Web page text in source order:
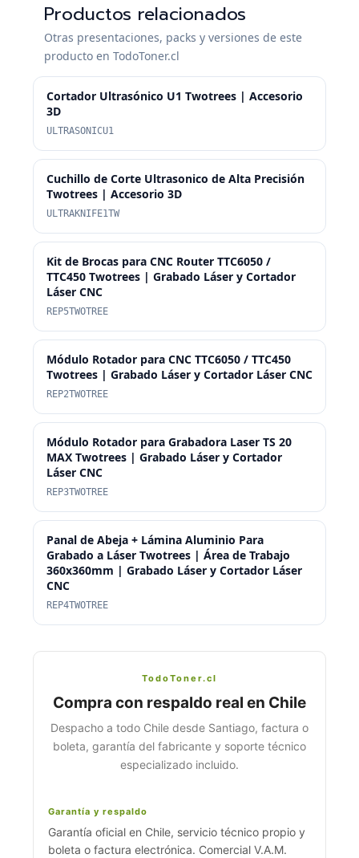
Productos relacionados
Otras presentaciones, packs y versiones de este
producto en TodoToner.cl
Cortador Ultrasónico U1 Twotrees | Accesorio
3D
ULTRASONICU1
Cuchillo de Corte Ultrasonico de Alta Precisión
Twotrees | Accesorio 3D
ULTRAKNIFE1TW
Kit de Brocas para CNC Router TTC6050 /
TTC450 Twotrees | Grabado Láser y Cortador
Láser CNC
REP5TWOTREE
Módulo Rotador para CNC TTC6050 / TTC450
Twotrees | Grabado Láser y Cortador Láser CNC
REP2TWOTREE
Módulo Rotador para Grabadora Laser TS 20
MAX Twotrees | Grabado Láser y Cortador
Láser CNC
REP3TWOTREE
Panal de Abeja + Lámina Aluminio Para
Grabado a Láser Twotrees | Área de Trabajo
360x360mm | Grabado Láser y Cortador Láser
CNC
REP4TWOTREE
TodoToner.cl
Compra con respaldo real en Chile
Despacho a todo Chile desde Santiago, factura o
boleta, garantía del fabricante y soporte técnico
especializado incluido.
Garantía y respaldo
Garantía oficial en Chile, servicio técnico propio y
boleta o factura electrónica. Comercial V.A.M.